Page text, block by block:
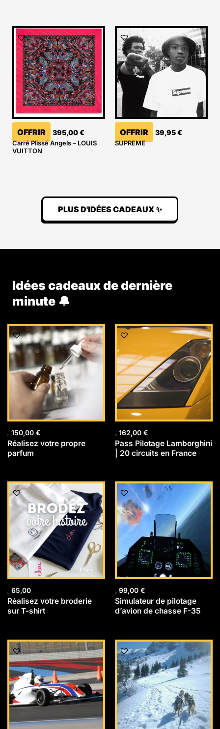
OFFRIR 395,00€
Carré Plissé Angels – LOUIS
VUITTON
OFFRIR 39,95€
SUPREME
PLUS D'IDÉES CADEAUX ✨
Idées cadeaux de dernière
minute 🔔
150,00 €
Réalisez votre propre
parfum
162,00 €
Pass Pilotage Lamborghini
| 20 circuits en France
65,00
Réalisez votre broderie
sur T-shirt
99,00 €
Simulateur de pilotage
d’avion de chasse F-35